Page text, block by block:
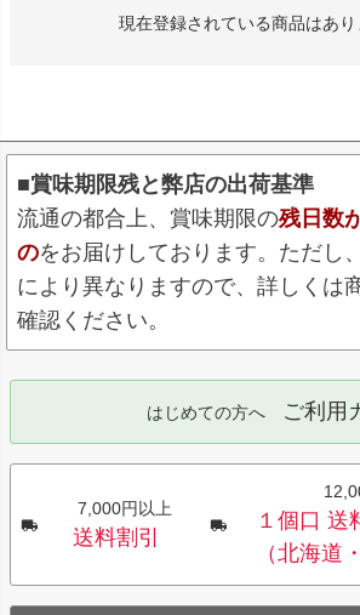
現在登録されている商品はあり
■賞味期限残と弊店の出荷基準
流通の都合上、賞味期限の残日数
のをお届けしております。ただし
により異なりますので、詳しくは
確認ください。
はじめての方へ ご利用
7,000円以上
送料割引
１個口 送
（北海道